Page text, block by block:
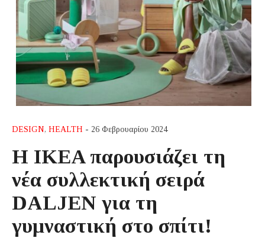
DESIGN, HEALTH - 26 Φεβρουαρίου 2024
Η IKEA παρουσιάζει τη
νέα συλλεκτική σειρά
DALJEN για τη
γυμναστική στο σπίτι!